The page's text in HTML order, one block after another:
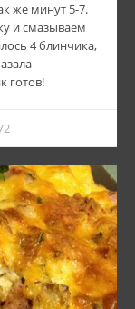
же минут 5-7.
и смазываем
4 блинчика,
готов!